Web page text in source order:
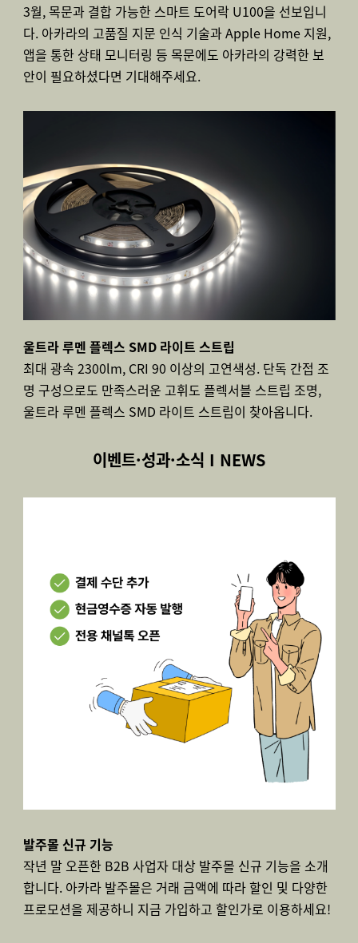
3월, 목문과 결합 가능한 스마트 도어락 U100을 선보입니
다. 아카라의 고품질 지문 인식 기술과 Apple Home 지원,
앱을 통한 상태 모니터링 등 목문에도 아카라의 강력한 보
안이 필요하셨다면 기대해주세요.
울트라 루멘 플렉스 SMD 라이트 스트립
최대 광속 2300lm, CRI 90 이상의 고연색성. 단독 간접 조
명 구성으로도 만족스러운 고휘도 플렉서블 스트립 조명,
울트라 루멘 플렉스 SMD 라이트 스트립이 찾아옵니다.
이벤트·성과·소식 I NEWS
발주몰 신규 기능
작년 말 오픈한 B2B 사업자 대상 발주몰 신규 기능을 소개
합니다. 아카라 발주몰은 거래 금액에 따라 할인 및 다양한
프로모션을 제공하니 지금 가입하고 할인가로 이용하세요!